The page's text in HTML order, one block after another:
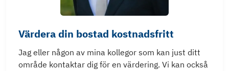
Värdera din bostad kostnadsfritt
Jag eller någon av mina kollegor som kan just ditt
område kontaktar dig för en värdering. Vi kan också